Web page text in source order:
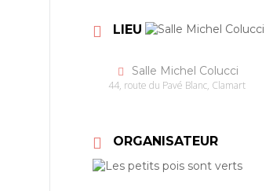
LIEU
Salle Michel Colucci
44, route du Pavé Blanc, Clamart
ORGANISATEUR